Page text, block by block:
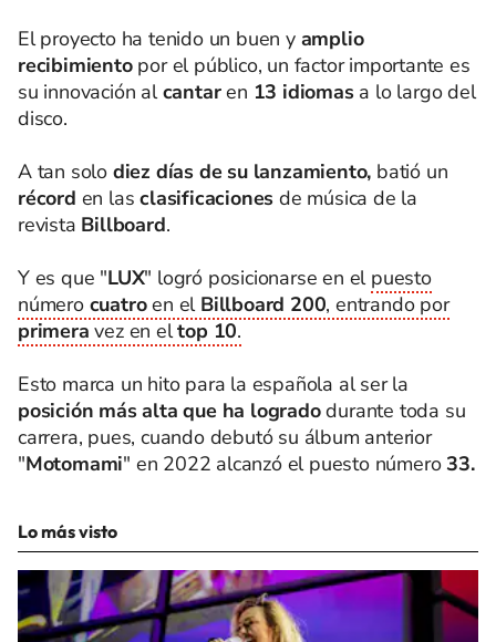
El proyecto ha tenido un buen y amplio
recibimiento por el público, un factor importante es
su innovación alcantaren 13 idiomasa lo largo del
disco.
A tan solo diez días de su lanzamiento, batió un
récord en lasclasificacionesde música de la
revista Billboard.
Y es que "LUX" logró posicionarse en el puesto
número cuatroen el Billboard 200, entrando por
primeravez en eltop 10.
Esto marca un hito para la española al ser la
posición más alta que ha logradodurante toda su
carrera, pues, cuando debutó su álbum anterior
"Motomami" en 2022 alcanzó el puesto número33.
Lo más visto